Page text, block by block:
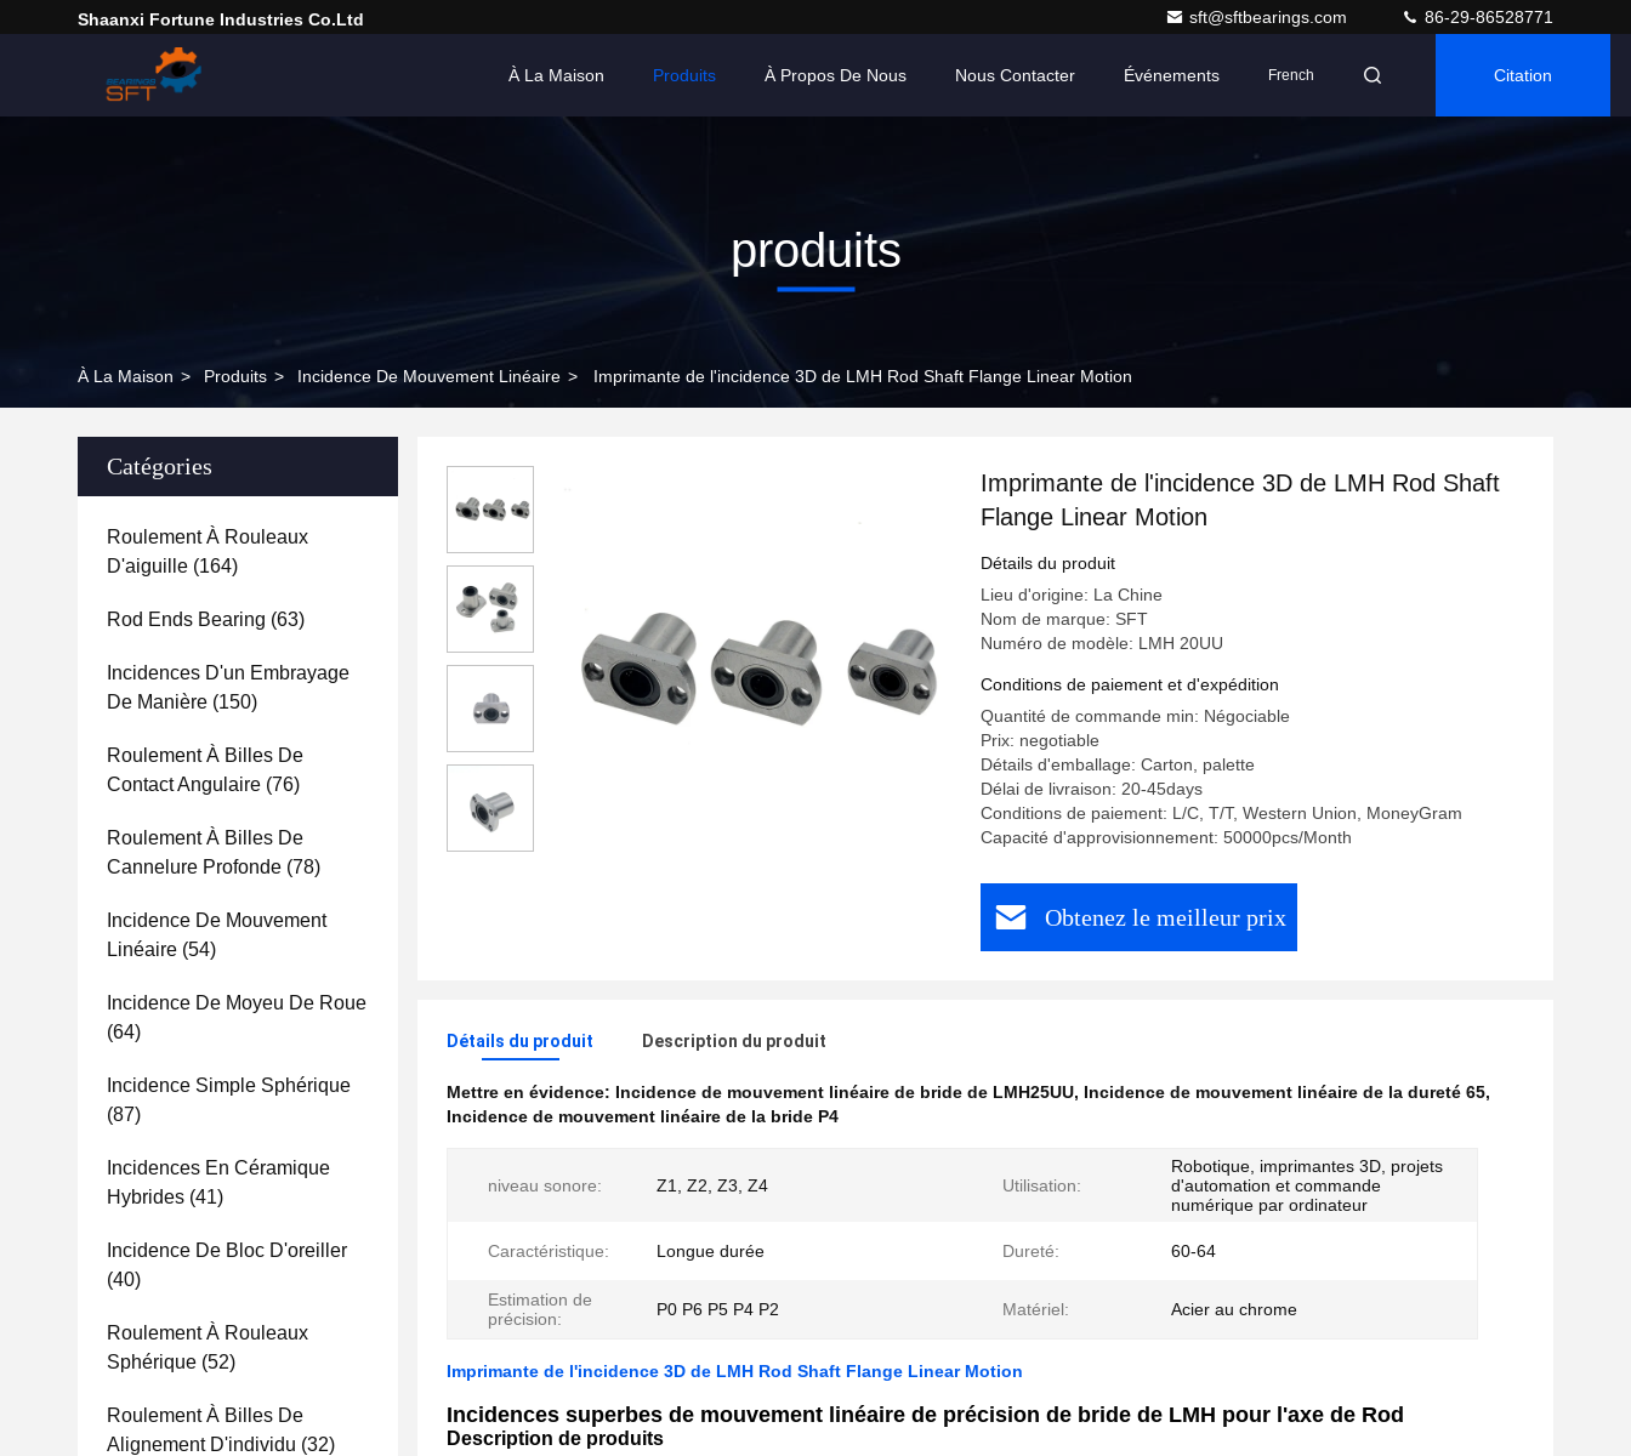
Shaanxi Fortune Industries Co.ltd sft@sftbearings.com 86-29-86528771
À La Maison Produits À Propos De Nous Nous Contacter Événements French Citation
produits
À La Maison > Produits > Incidence De Mouvement Linéaire > Imprimante de l'incidence 3D de LMH Rod Shaft Flange Linear Motion
Catégories
Roulement À Rouleaux
D'aiguille (164)
Rod Ends Bearing (63)
Incidences D'un Embrayage
De Manière (150)
Roulement À Billes De
Contact Angulaire (76)
Roulement À Billes De
Cannelure Profonde (78)
Incidence De Mouvement
Linéaire (54)
Incidence De Moyeu De Roue
(64)
Incidence Simple Sphérique
(87)
Incidences En Céramique
Hybrides (41)
Incidence De Bloc D'oreiller
(40)
Roulement À Rouleaux
Sphérique (52)
Roulement À Billes De
Alignement D'individu (32)
Imprimante de l'incidence 3D de LMH Rod Shaft
Flange Linear Motion
Détails du produit
Lieu d'origine: La Chine
Nom de marque: SFT
Numéro de modèle: LMH 20UU
Conditions de paiement et d'expédition
Quantité de commande min: Négociable
Prix: negotiable
Détails d'emballage: Carton, palette
Délai de livraison: 20-45days
Conditions de paiement: L/C, T/T, Western Union, MoneyGram
Capacité d'approvisionnement: 50000pcs/Month
Obtenez le meilleur prix
Détails du produit Description du produit
Mettre en évidence: Incidence de mouvement linéaire de bride de LMH25UU, Incidence de mouvement linéaire de la dureté 65,
Incidence de mouvement linéaire de la bride P4
niveau sonore: Z1, Z2, Z3, Z4 Utilisation:
Robotique, imprimantes 3D, projets
d'automation et commande
numérique par ordinateur
Caractéristique: Longue durée Dureté: 60-64
Estimation de
précision:
P0 P6 P5 P4 P2 Matériel: Acier au chrome
Imprimante de l'incidence 3D de LMH Rod Shaft Flange Linear Motion
Incidences superbes de mouvement linéaire de précision de bride de LMH pour l'axe de Rod
Description de produits